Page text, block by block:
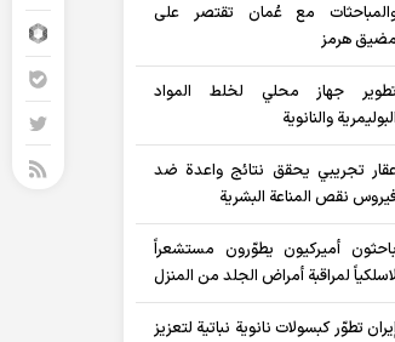
مع عُمان تقتصر على
مضيق هرمز
تطوير جهاز محلي لخلط المواد
البوليمرية والنانوية
تجريبي يحقق نتائج واعدة ضد
نقص المناعة البشرية
باحثون أميركيون يطوّرون مستشعراً
لاسلكياً لمراقبة أمراض الجلد من المنزل
تطوّر كبسولات نانوية نباتية لتعزيز